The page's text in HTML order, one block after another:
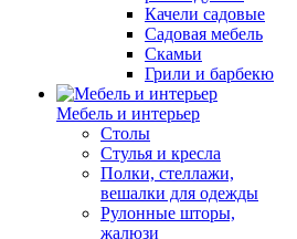
Качели садовые
Садовая мебель
Скамьи
Грили и барбекю
Мебель и интерьер
Столы
Стулья и кресла
Полки, стеллажи,
вешалки для одежды
Рулонные шторы,
жалюзи